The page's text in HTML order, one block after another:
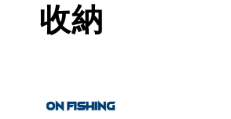
收納